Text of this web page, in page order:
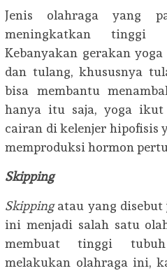
Jenis olahraga yang
meningkatkan tinggi
Kebanyakan gerakan
dan tulang, khususnya
bisa membantu
hanya itu saja, yoga ikut
cairan di kelenjer hipofisis
memproduksi hormon
Skipping
Skippingatau yang disebut
ini menjadi salah satu
membuat tinggi
melakukan olahraga ini,